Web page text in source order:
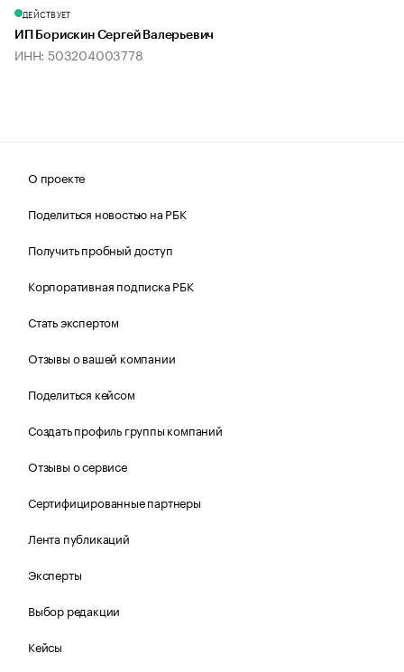
ДЕЙСТВУЕТ
ИП Борискин Сергей Валерьевич
ИНН: 503204003778
О проекте
Поделиться новостью на РБК
Получить пробный доступ
Корпоративная подписка РБК
Стать экспертом
Отзывы о вашей компании
Поделиться кейсом
Создать профиль группы компаний
Отзывы о сервисе
Сертифицированные партнеры
Лента публикаций
Эксперты
Выбор редакции
Кейсы